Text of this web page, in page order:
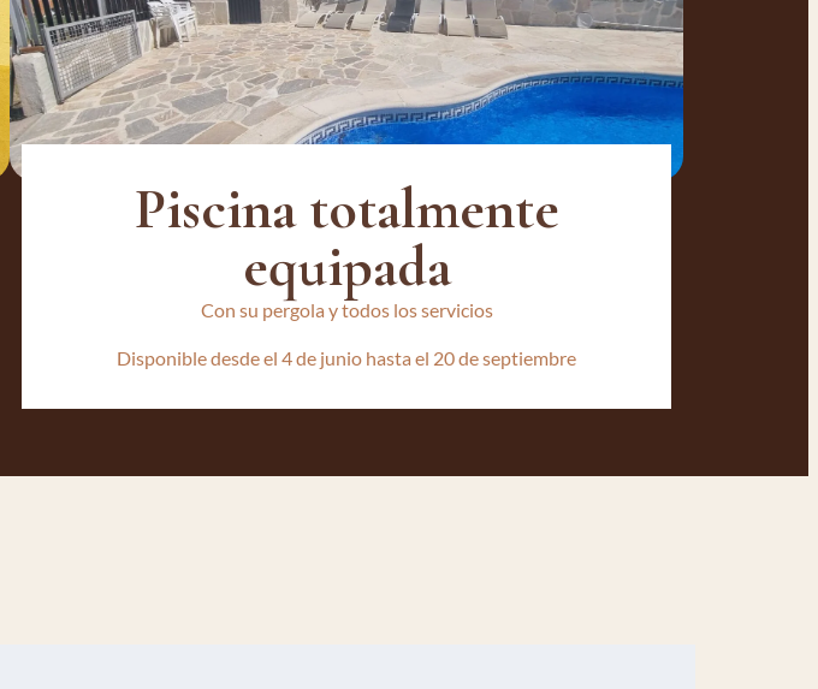
Piscina totalmente
equipada
Con su pergola y todos los servicios
Disponible desde el 4 de junio hasta el 20 de septiembre